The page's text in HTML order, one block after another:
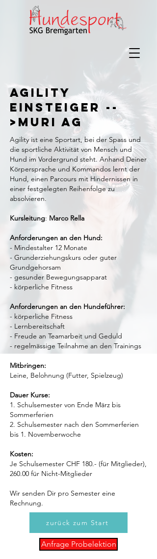
Agility
Einsteiger --
>Muri AG
Agility ist eine Sportart, bei der Spass und
die sportliche Aktivität von Mensch und
Hund im Vordergrund steht. Anhand Deiner
Körpersprache und Kommandos lernt der
Hund, einen Parcours mit Hindernissen in
einer festgelegten Reihenfolge zu
absolvieren. ​
Kursleitung: Marco Rella
Anforderungen an den Hund:
- Mindestalter 12 Monate
- Grunderziehungskurs oder guter
Grundgehorsam
- gesunder Bewegungsapparat
- körperliche Fitness
Anforderungen an den Hundeführer:
- körperliche Fitness
- Lernbereitschaft
- Freude an Teamarbeit und Geduld
- regelmässige Teilnahme an den Trainings
Mitbringen:
Leine, Belohnung (Futter, Spielzeug)
Dauer Kurse:
1. Schulsemester von Ende März bis
Sommerferien
2. Schulsemester nach den Sommerferien
bis 1. Novemberwoche
Kosten:
Je Schulsemester CHF 180.- (für Mitglieder),
260.00 für Nicht-Mitglieder
Wir senden Dir pro Semester eine
Rechnung.
zurück zum Start
Anfrage Probelektion